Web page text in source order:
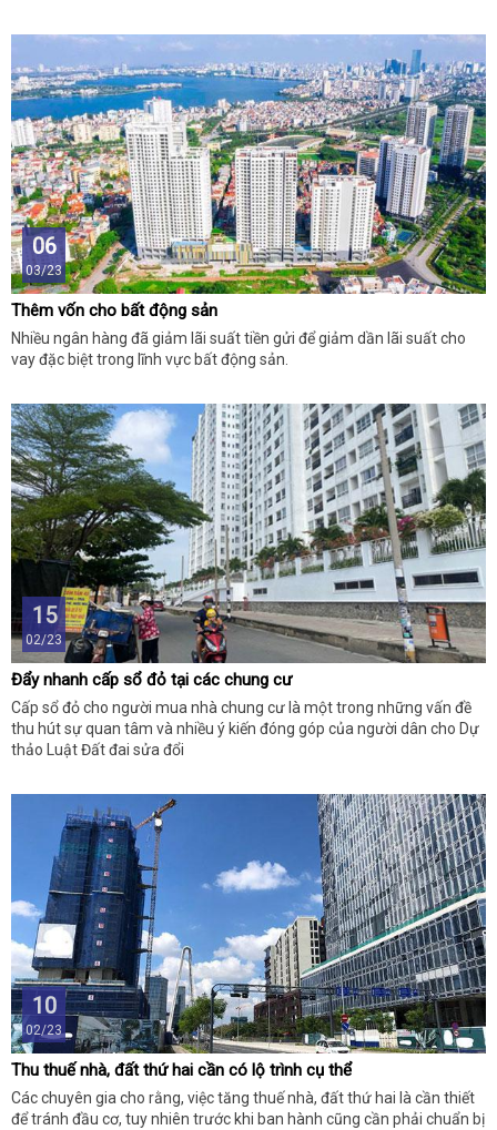
06
03/23
Thêm vốn cho bất động sản
Nhiều ngân hàng đã giảm lãi suất tiền gửi để giảm dần lãi suất cho
vay đặc biệt trong lĩnh vực bất động sản.
15
02/23
Đẩy nhanh cấp sổ đỏ tại các chung cư
Cấp sổ đỏ cho người mua nhà chung cư là một trong những vấn đề
thu hút sự quan tâm và nhiều ý kiến đóng góp của người dân cho Dự
thảo Luật Đất đai sửa đổi
10
02/23
Thu thuế nhà, đất thứ hai cần có lộ trình cụ thể
Các chuyên gia cho rằng, việc tăng thuế nhà, đất thứ hai là cần thiết
để tránh đầu cơ, tuy nhiên trước khi ban hành cũng cần phải chuẩn bị